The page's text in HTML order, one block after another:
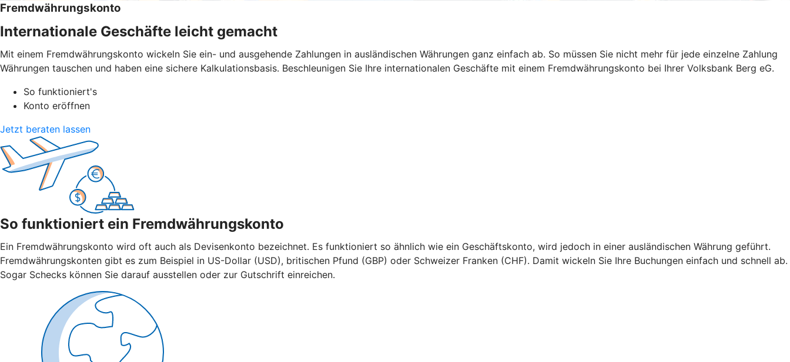
Fremdwährungskonto
Internationale Geschäfte leicht gemacht
Mit einem Fremdwährungskonto wickeln Sie ein- und ausgehende Zahlungen in ausländischen Währungen ganz einfach ab. So müssen Sie nicht mehr für jede einzelne Zahlung
Währungen tauschen und haben eine sichere Kalkulationsbasis. Beschleunigen Sie Ihre internationalen Geschäfte mit einem Fremdwährungskonto bei Ihrer Volksbank Berg eG.
So funktioniert's
Konto eröffnen
Jetzt beraten lassen
So funktioniert ein Fremdwährungskonto
Ein Fremdwährungskonto wird oft auch als Devisenkonto bezeichnet. Es funktioniert so ähnlich wie ein Geschäftskonto, wird jedoch in einer ausländischen Währung geführt.
Fremdwährungskonten gibt es zum Beispiel in US-Dollar (USD), britischen Pfund (GBP) oder Schweizer Franken (CHF). Damit wickeln Sie Ihre Buchungen einfach und schnell ab.
Sogar Schecks können Sie darauf ausstellen oder zur Gutschrift einreichen.